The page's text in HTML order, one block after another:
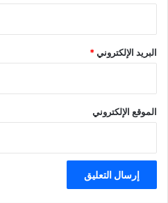
البريد الإلكتروني*
الموقع الإلكتروني